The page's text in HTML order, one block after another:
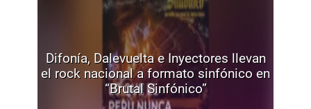
Difonía, Dalevuelta e Inyectores llevan
el rock nacional a formato sinfónico en
“Brutal Sinfónico”